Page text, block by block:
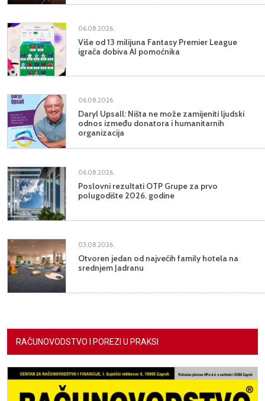
06.08.2026.
Više od 13 milijuna Fantasy Premier League
igrača dobiva AI pomoćnika
06.08.2026.
Daryl Upsall: Ništa ne može zamijeniti ljudski
odnos između donatora i humanitarnih
organizacija
06.08.2026.
Poslovni rezultati OTP Grupe za prvo
polugodište 2026. godine
03.08.2026.
Otvoren jedan od najvećih family hotela na
srednjem Jadranu
RAČUNOVODSTVO I POREZI U PRAKSI